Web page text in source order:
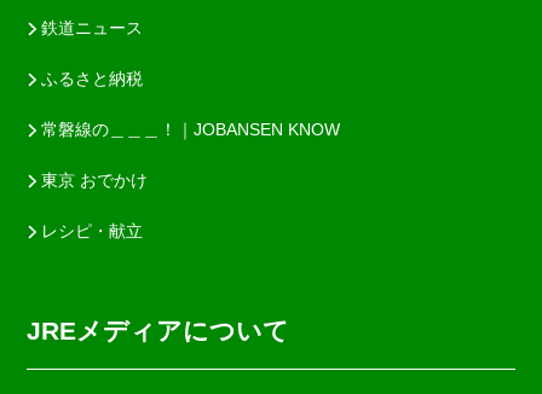
鉄道ニュース
ふるさと納税
常磐線の＿＿＿！｜JOBANSEN KNOW
東京 おでかけ
レシピ・献立
JREメディアについて